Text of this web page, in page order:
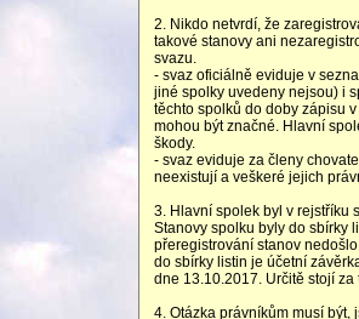
2. Nikdo netvrdí, že
takové stanovy ani
svazu.
- svaz oficiálně eviduje v
jiné spolky uvedeny nejsou) i
těchto spolků do doby zápisu
mohou být značné. Hlavní
škody.
- svaz eviduje za členy
neexistují a veškeré jejich
3. Hlavní spolek byl v rejstříku
Stanovy spolku byly do sbírky
přeregistrování stanov
do sbírky listin je účetní
dne 13.10.2017. Určitě stojí za
4. Otázka právníkům musí